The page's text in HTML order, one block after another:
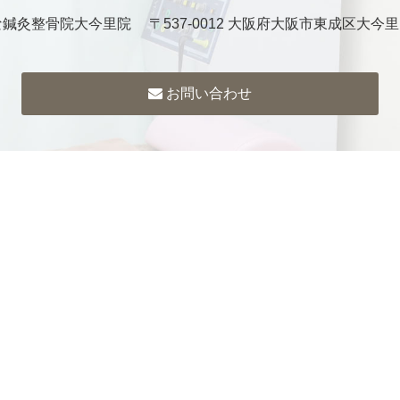
鍼灸整骨院大今里院 〒537-0012 大阪府大阪市東成区大今
お問い合わせ